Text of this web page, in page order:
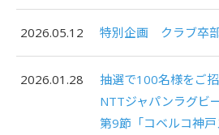
2026.05.12 特別企画 クラブ卒
2026.01.28
抽選で100名様をご
NTTジャパンラグビ
第9節「コベルコ神